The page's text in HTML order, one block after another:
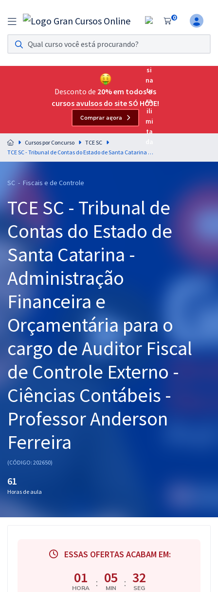
0
Assinatura Ilimitada 11
Acesso a todos os cursos. Teste grátis por 7 dias!
Assinatura OAB Até Passar
Acesso ilimitado a toda preparação para o Exame da
Residências Multiprofissionais
Preparação completa e intensiva para as principais
residências em saúde do Brasil
Cursos 20% OFF
Pós
Graduação
OAB
Mentorias
Questões grátis
Aprovados
Desconto de 20% em todos os
cursos avulsos do site SÓ HOJE!
Comprar agora
Cursos por Concurso
TCE SC
TCE SC - Tribunal de Contas do Estado de Santa Catarina - Administração Financeira e Orçamentária para o cargo de Auditor Fiscal de Controle Externo - Ciências Contábeis - Professor Anderson Ferreira
SC - Fiscais e de Controle
TCE SC - Tribunal de
Contas do Estado de
Santa Catarina -
Administração
Financeira e
Orçamentária para o
cargo de Auditor Fiscal
de Controle Externo -
Ciências Contábeis -
Professor Anderson
Ferreira
(CÓDIGO: 202650)
61
Horas de aula
ESSAS OFERTAS ACABAM EM:
01
HORA : 05
MIN : 32
SEG